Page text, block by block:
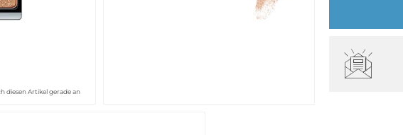
diesen Artikel gerade an